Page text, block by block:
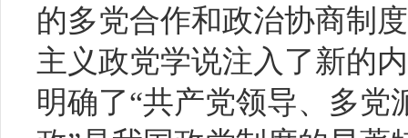
的多党合作和政治协商制
主义政党学说注入了新的
明确了“共产党领导、多